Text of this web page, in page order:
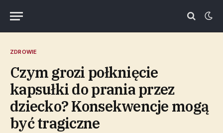
ZDROWIE
Czym grozi połknięcie
kapsułki do prania przez
dziecko? Konsekwencje mogą
być tragiczne